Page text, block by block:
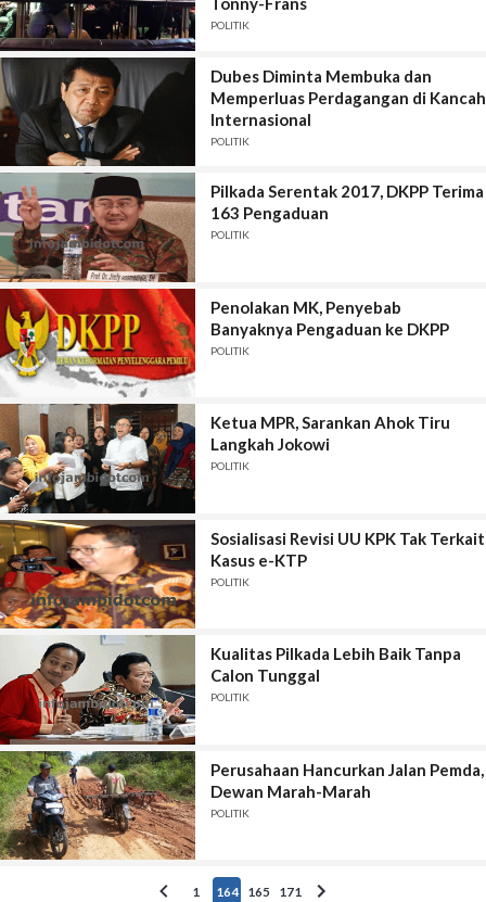
POLITIK
Dubes Diminta Membuka dan
Memperluas Perdagangan di Kancah
Internasional
POLITIK
Pilkada Serentak 2017, DKPP Terima
163 Pengaduan
POLITIK
Penolakan MK, Penyebab
Banyaknya Pengaduan ke DKPP
POLITIK
Ketua MPR, Sarankan Ahok Tiru
Langkah Jokowi
POLITIK
Sosialisasi Revisi UU KPK Tak Terkait
Kasus e-KTP
POLITIK
Kualitas Pilkada Lebih Baik Tanpa
Calon Tunggal
POLITIK
Perusahaan Hancurkan Jalan Pemda,
Dewan Marah-Marah
POLITIK
1 164 165 171